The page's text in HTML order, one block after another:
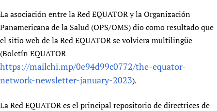
Multilingualism
Prescribers and users of medicines
Evaluating Impact
Mobile HIFA (mHIFA)
COVID-19
Essential Health Services and COVID-19
Family Planning
Health Partnerships
Learning for Quality Health Services
Partners
Supporting Organisations
List view
Rejoignez HIFA-Français
Únase a HIFA-Español
La asociación entre la Red EQUATOR y la Organización
Panamericana de la Salud (OPS/OMS) dio como resultado que
el sitio web de la Red EQUATOR se volviera multilingüe
(Boletín EQUATOR
https://mailchi.mp/0e94d99c0772/the-equator-
network-newsletter-january-2023).
La Red EQUATOR es el principal repositorio de directrices de